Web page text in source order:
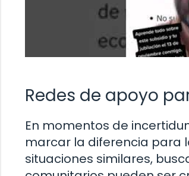
Redes de apoyo
En momentos de
marcar la diferencia para
situaciones similares,